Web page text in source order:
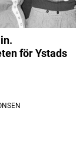
för Ystads